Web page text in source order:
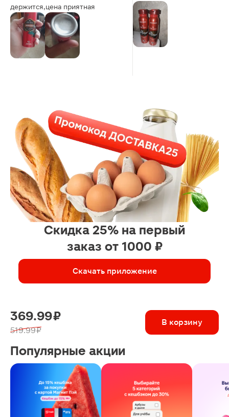
держится,цена приятная
Скидка 25% на первый
заказ от 1000 ₽
Скачать приложение
369.99 ₽
519.99 ₽
В корзину
Популярные акции